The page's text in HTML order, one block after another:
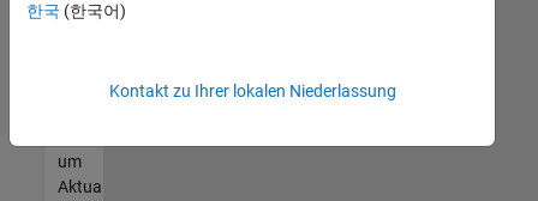
werden
unseres
um
Aktualisierungen
한국 (한국어)
Kontakt zu Ihrer lokalen Niederlassung